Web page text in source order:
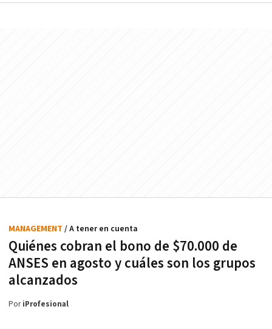
Quiénes cobran el bono de $70.000 de
ANSES en agosto y cuáles son los grupos
alcanzados
MANAGEMENT / A tener en cuenta
PoriProfesional